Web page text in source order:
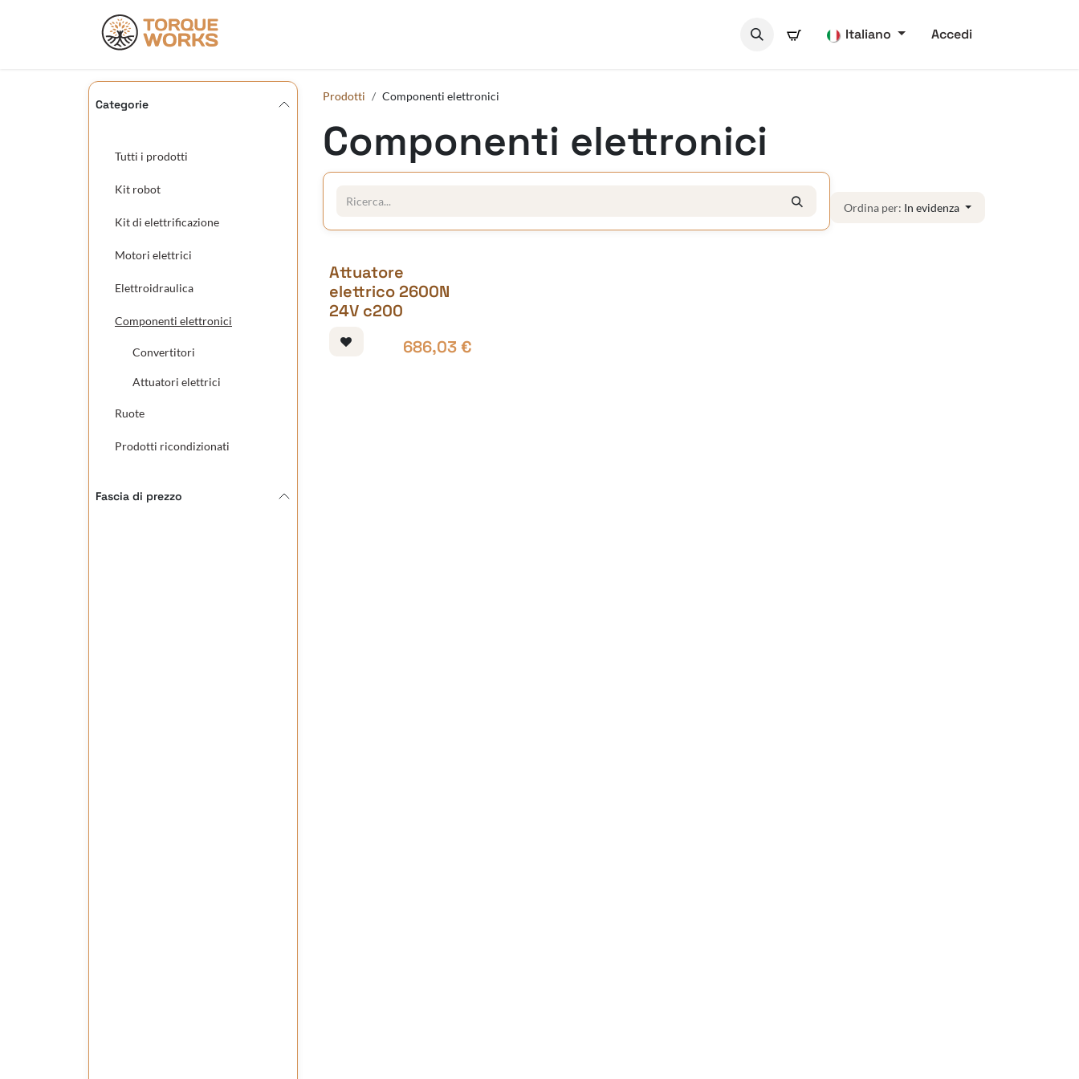
Italiano Accedi
Categorie
Tutti i prodotti
Kit robot
Kit di elettrificazione
Motori elettrici
Elettroidraulica
Componenti elettronici
Convertitori
Attuatori elettrici
Ruote
Prodotti ricondizionati
Fascia di prezzo
Prodotti Componenti elettronici
Componenti elettronici
Ordina per: In evidenza
Attuatore
elettrico 2600N
24V c200
686,03€